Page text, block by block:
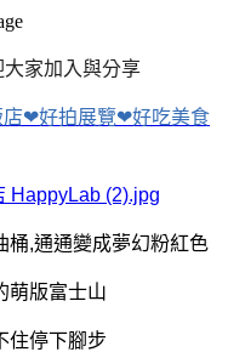
家加入與分享
❤好拍展覽❤好吃美食
桶,通通變成夢幻粉紅色
萌版富士山
住停下腳步